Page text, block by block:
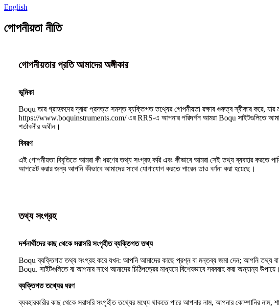
English
গোপনীয়তা নীতি
গোপনীয়তার প্রতি আমাদের অঙ্গীকার
ভূমিকা
Boqu তার গ্রাহকদের দ্বারা প্রদত্ত সমস্ত ব্যক্তিগত তথ্যের গোপনীয়তা রক্ষার গুরুত্ব স্বীকার করে, যার
https://www.boquinstruments.com/ এর RRS-এ আপনার পরিদর্শন আমরা Boqu সাইটগুলিতে আমাদের
শর্তাবলীর অধীন।
বিবরণ
এই গোপনীয়তা বিবৃতিতে আমরা কী ধরণের তথ্য সংগ্রহ করি এবং কীভাবে আমরা সেই তথ্য ব্যবহার করতে
আপডেট করার জন্য আপনি কীভাবে আমাদের সাথে যোগাযোগ করতে পারেন তাও বর্ণনা করা হয়েছে।
তথ্য সংগ্রহ
দর্শনার্থীদের কাছ থেকে সরাসরি সংগৃহীত ব্যক্তিগত তথ্য
Boqu ব্যক্তিগত তথ্য সংগ্রহ করে যখন: আপনি আমাদের কাছে প্রশ্ন বা মন্তব্য জমা দেন; আপনি তথ্য বা
Boqu. সাইটগুলিতে বা আপনার সাথে আমাদের চিঠিপত্রের মাধ্যমে বিশেষভাবে সরবরাহ করা অন্যান্য উপায়ে।
ব্যক্তিগত তথ্যের ধরণ
ব্যবহারকারীর কাছ থেকে সরাসরি সংগৃহীত তথ্যের মধ্যে থাকতে পারে আপনার নাম, আপনার কোম্পানির